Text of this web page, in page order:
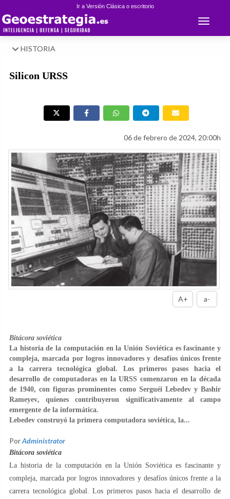
Ir a Versión Clásica o escritorio
Toggle
HISTORIA
Silicon URSS
06 de febrero de 2024, 20:00h
A+ a-
Bitácora soviética
La historia de la computación en la Unión Soviética es fascinante y
compleja, marcada por logros innovadores y desafíos únicos frente
a la carrera tecnológica global. Los primeros pasos hacia el
desarrollo de computadoras en la URSS comenzaron en la década
de 1940, con figuras prominentes como Serguéi LebedevyBashir
Rameyev, quienes contribuyeron significativamente al campo
emergente de la informática.
Lebedev construyó la primera computadora soviética, la...
PorAdministrator
Bitácora soviética
La historia de la computación en la Unión Soviética es fascinante y
compleja, marcada por logros innovadores y desafíos únicos frente a la
carrera tecnológica global. Los primeros pasos hacia el desarrollo de